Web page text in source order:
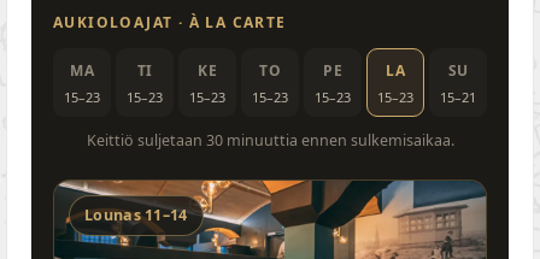
AUKIOLOAJAT · À LA CARTE
MA
15–23
TI
15–23
KE
15–23
TO
15–23
PE
15–23
LA
15–23
SU
15–21
Keittiö suljetaan 30 minuuttia ennen sulkemisaikaa.
Lounas 11–14